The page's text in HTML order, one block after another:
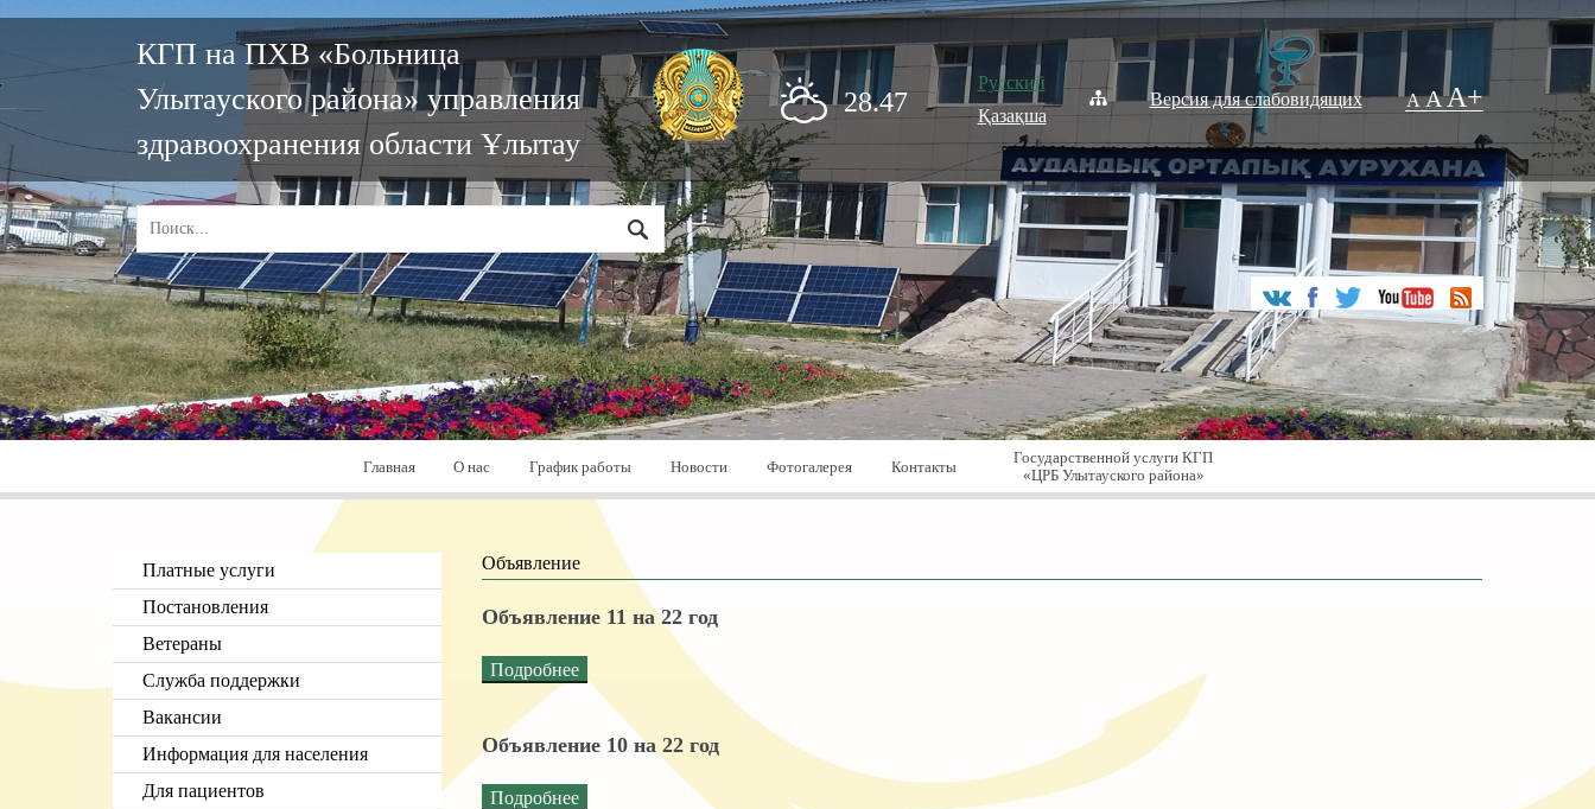
КГП на ПХВ «Больница
Улытауского района» управления
здравоохранения области Ұлытау
28.47
Русский
Қазақша
Версия для слабовидящих A AA+
Главная О нас График работы Новости Фотогалерея Контакты
Государственной услуги КГП
«ЦРБ Улытауского района»
Платные услуги
Постановления
Ветераны
Служба поддержки
Вакансии
Информация для населения
Для пациентов
Объявление
Объявление 11 на 22 год
Подробнее
Объявление 10 на 22 год
Подробнее